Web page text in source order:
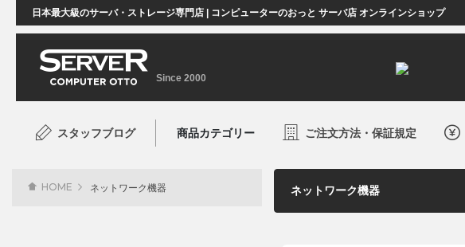
日本最大級のサーバ・ストレージ専門店 | コンピューターのおっと サーバ店 オンラインショップ
Since 2000
スタッフブログ 商品カテゴリー ご注文方法・保証規定
HOME ネットワーク機器